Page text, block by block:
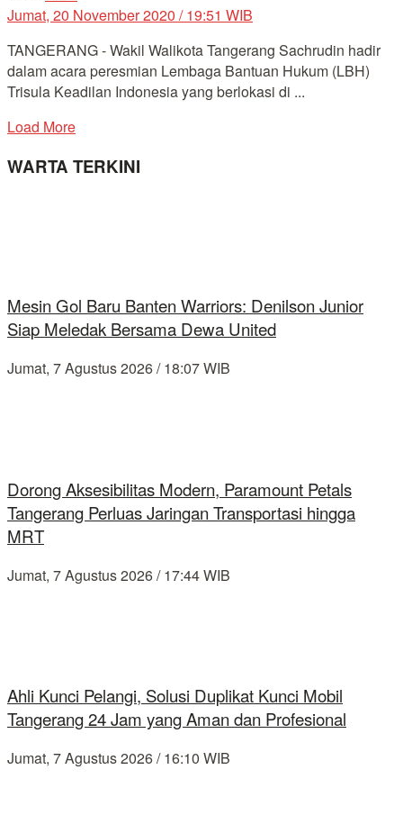
Jumat, 20 November 2020 / 19:51 WIB
TANGERANG - Wakil Walikota Tangerang Sachrudin hadir
dalam acara peresmian Lembaga Bantuan Hukum (LBH)
Trisula Keadilan Indonesia yang berlokasi di ...
Load More
WARTA TERKINI
Mesin Gol Baru Banten Warriors: Denilson Junior
Siap Meledak Bersama Dewa United
Jumat, 7 Agustus 2026 / 18:07 WIB
Dorong Aksesibilitas Modern, Paramount Petals
Tangerang Perluas Jaringan Transportasi hingga
MRT
Jumat, 7 Agustus 2026 / 17:44 WIB
Ahli Kunci Pelangi, Solusi Duplikat Kunci Mobil
Tangerang 24 Jam yang Aman dan Profesional
Jumat, 7 Agustus 2026 / 16:10 WIB